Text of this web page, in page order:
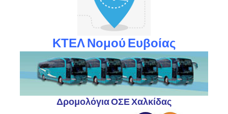
ΚΤΕΛ Νομού Ευβοίας
Δρομολόγια ΟΣΕ Χαλκίδας